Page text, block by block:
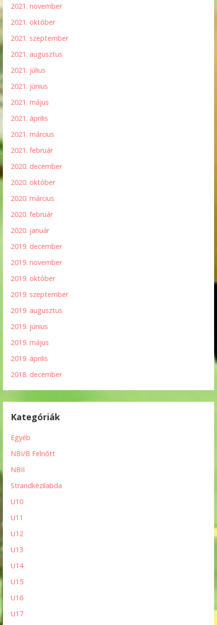
2021. november
2021. október
2021. szeptember
2021. augusztus
2021. július
2021. június
2021. május
2021. április
2021. március
2021. február
2020. december
2020. október
2020. március
2020. február
2020. január
2019. december
2019. november
2019. október
2019. szeptember
2019. augusztus
2019. június
2019. május
2019. április
2018. december
Kategóriák
Egyéb
NBI/B Felnőtt
NBII
Strandkézilabda
U10
U11
U12
U13
U14
U15
U16
U17